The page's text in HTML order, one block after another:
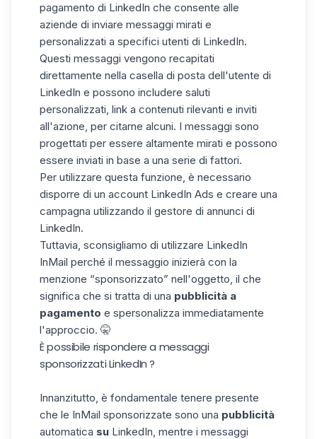
pagamento di LinkedIn che consente alle
aziende di inviare messaggi mirati e
personalizzati a specifici utenti di LinkedIn.
Questi messaggi vengono recapitati
direttamente nella casella di posta dell'utente di
LinkedIn e possono includere saluti
personalizzati, link a contenuti rilevanti e inviti
all'azione, per citarne alcuni. I messaggi sono
progettati per essere altamente mirati e possono
essere inviati in base a una serie di fattori.
Per utilizzare questa funzione, è necessario
disporre di un account LinkedIn Ads e creare una
campagna utilizzando il gestore di annunci di
LinkedIn.
Tuttavia, sconsigliamo di utilizzare LinkedIn
InMail perché il messaggio inizierà con la
menzione “sponsorizzato” nell'oggetto, il che
significa che si tratta di una pubblicità a
pagamento e spersonalizza immediatamente
l'approccio. 🤫
È possibile rispondere a messaggi
sponsorizzati LinkedIn​ ?
Innanzitutto, è fondamentale tenere presente
che le InMail sponsorizzate sono una pubblicità
automatica su LinkedIn, mentre i messaggi